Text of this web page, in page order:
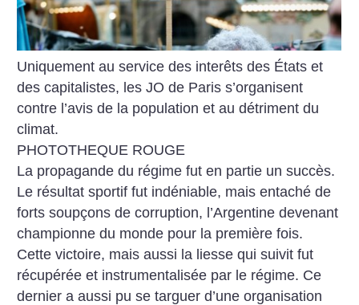
Uniquement au service des interêts des États et
des capitalistes, les JO de Paris s’organisent
contre l’avis de la population et au détriment du
climat.
PHOTOTHEQUE ROUGE
La propagande du régime fut en partie un succès.
Le résultat sportif fut indéniable, mais entaché de
forts soupçons de corruption, l’Argentine devenant
championne du monde pour la première fois.
Cette victoire, mais aussi la liesse qui suivit fut
récupérée et instrumentalisée par le régime. Ce
dernier a aussi pu se targuer d’une organisation